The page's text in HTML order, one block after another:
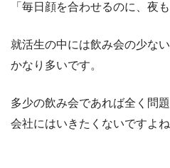
「毎日顔を合わせるのに、夜
就活生の中には飲み会の少な
かなり多いです。
多少の飲み会であれば全く問
会社にはいきたくないですよね